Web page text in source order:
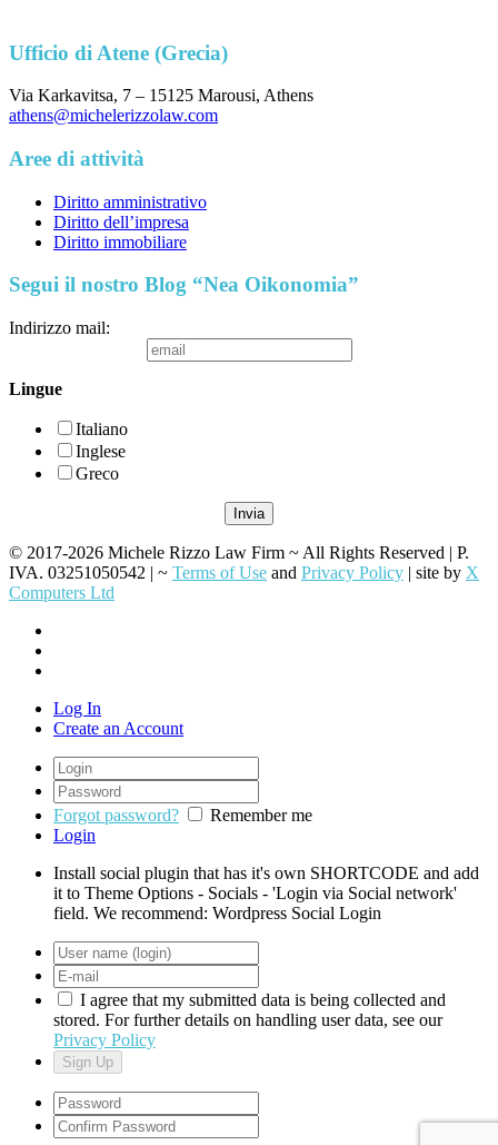
Ufficio di Atene (Grecia)
Via Karkavitsa, 7 – 15125 Marousi, Athens
athens@michelerizzolaw.com
Aree di attività
Diritto amministrativo
Diritto dell’impresa
Diritto immobiliare
Segui il nostro Blog “Nea Oikonomia”
Indirizzo mail:
Lingue
Italiano
Inglese
Greco
© 2017-2026 Michele Rizzo Law Firm ~ All Rights Reserved | P.
IVA. 03251050542 | ~ Terms of Use and Privacy Policy | site by X
Computers Ltd
Log In
Create an Account
Forgot password?
Remember me
Login
Install social plugin that has it's own SHORTCODE and add
it to Theme Options - Socials - 'Login via Social network'
field. We recommend: Wordpress Social Login
I agree that my submitted data is being collected and
stored. For further details on handling user data, see our
Privacy Policy